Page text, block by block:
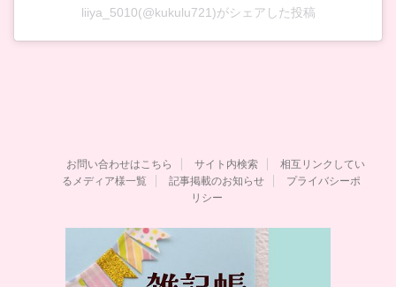
liiya_5010(@kukulu721)がシェアした投稿
お問い合わせはこちら サイト内検索
相互リンクしてい
るメディア様一覧
記事掲載のお知らせ
プライバシーポ
リシー